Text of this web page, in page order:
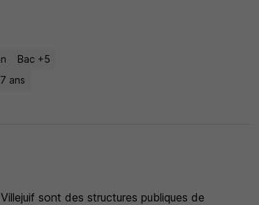
Bac +5
ans
sont des structures publiques de